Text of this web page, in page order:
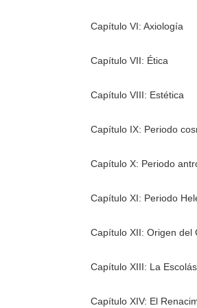
Capítulo VI: Axiología
Capítulo VII: Ética
Capítulo VIII: Estética
Capítulo IX: Periodo
Capítulo X: Periodo
Capítulo XI: Periodo
Capítulo XII: Origen del
Capítulo XIII: La
Capítulo XIV: El